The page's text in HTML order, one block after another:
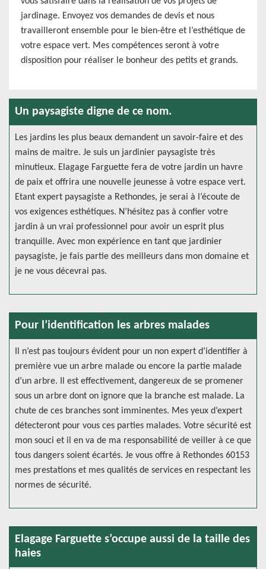
jardinage. Envoyez vos demandes de devis et nous
travailleront ensemble pour le bien-être et l’esthétique de
votre espace vert. Mes compétences seront à votre
disposition pour réaliser le bonheur des petits et grands.
Un paysagiste digne de ce nom.
Les jardins les plus beaux demandent un savoir-faire et des
mains de maitre. Je suis un jardinier paysagiste très
minutieux. Elagage Farguette fera de votre jardin un havre
de paix et offrira une nouvelle jeunesse à votre espace vert.
Etant expert paysagiste a Rethondes, je serai à l’écoute de
vos exigences esthétiques. N’hésitez pas à confier votre
jardin à un vrai professionnel pour avoir un esprit plus
tranquille. Avec mon expérience en tant que jardinier
paysagiste, je fais partie des meilleurs dans mon domaine et
je ne vous décevrai pas.
Pour l’identification les arbres malades
Il n’est pas toujours évident pour un non expert d’identifier à
première vue un arbre malade ou encore la partie malade
d’un arbre. Il est effectivement, dangereux de se promener
sous un arbre dont on ignore que la branche est malade. La
chute de ces branches sont imminentes. Mes yeux d’expert
détecteront pour vous ces parties malades. Votre sécurité est
mon souci et il en va de ma responsabilité de veiller à ce que
tous dangers soient écartés. Je vous offre à Rethondes 60153
mes prestations et mes qualités de services en respectant les
normes de sécurité.
Elagage Farguette s’occupe aussi de la taille des
haies